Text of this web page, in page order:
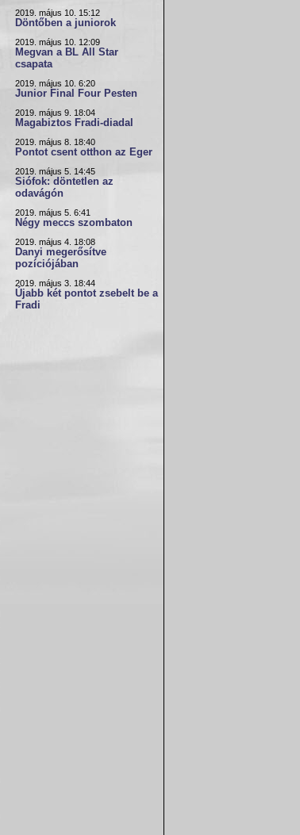
2019. május 10. 15:12
Döntőben a juniorok
2019. május 10. 12:09
Megvan a BL All Star
csapata
2019. május 10. 6:20
Junior Final Four Pesten
2019. május 9. 18:04
Magabiztos Fradi-diadal
2019. május 8. 18:40
Pontot csent otthon az Eger
2019. május 5. 14:45
Siófok: döntetlen az
odavágón
2019. május 5. 6:41
Négy meccs szombaton
2019. május 4. 18:08
Danyi megerősítve
pozíciójában
2019. május 3. 18:44
Újabb két pontot zsebelt be a
Fradi